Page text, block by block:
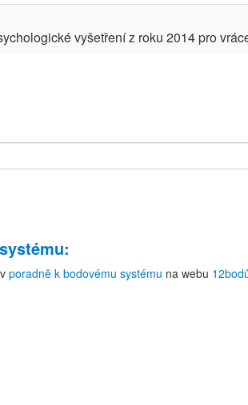
vyšetření z roku 2014 pro
:
poradně k bodovému systému na webu